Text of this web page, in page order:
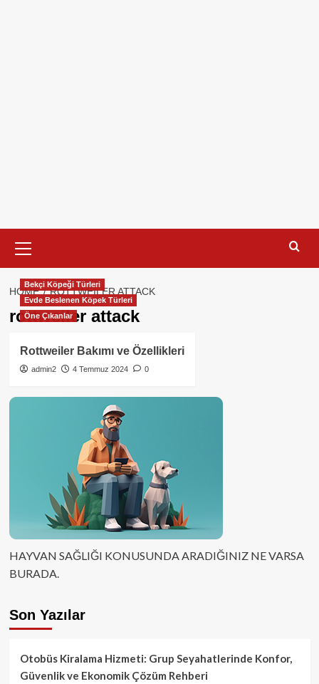
Menu
HOME ROTTWEILER ATTACK
rottweiler attack
Bekçi Köpeği Türleri
Evde Beslenen Köpek Türleri
Öne Çıkanlar
Rottweiler Bakımı ve Özellikleri
admin2 4 Temmuz 2024 0
HAYVAN SAĞLIĞI KONUSUNDA ARADIĞINIZ NE VARSA
BURADA.
Son Yazılar
Otobüs Kiralama Hizmeti: Grup Seyahatlerinde Konfor,
Güvenlik ve Ekonomik Çözüm Rehberi